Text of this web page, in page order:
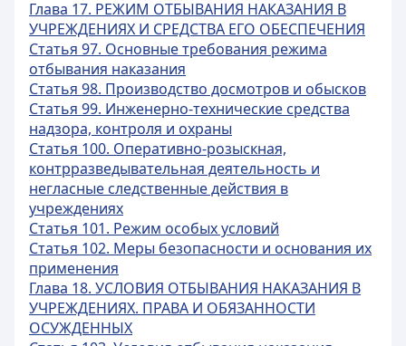
Глава 17. РЕЖИМ ОТБЫВАНИЯ НАКАЗАНИЯ В
УЧРЕЖДЕНИЯХ И СРЕДСТВА ЕГО ОБЕСПЕЧЕНИЯ
Статья 97. Основные требования режима
отбывания наказания
Статья 98. Производство досмотров и обысков
Статья 99. Инженерно-технические средства
надзора, контроля и охраны
Статья 100. Оперативно-розыскная,
контрразведывательная деятельность и
негласные следственные действия в
учреждениях
Статья 101. Режим особых условий
Статья 102. Меры безопасности и основания их
применения
Глава 18. УСЛОВИЯ ОТБЫВАНИЯ НАКАЗАНИЯ В
УЧРЕЖДЕНИЯХ. ПРАВА И ОБЯЗАННОСТИ
ОСУЖДЕННЫХ